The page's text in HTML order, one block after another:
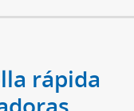
rápida